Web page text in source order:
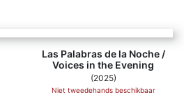
Las Palabras de la Noche /
Voices in the Evening
(2025)
Niet tweedehands beschikbaar